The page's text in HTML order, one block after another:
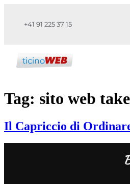
+41 91 225 37 15
Tag: sito web
Il Capriccio di